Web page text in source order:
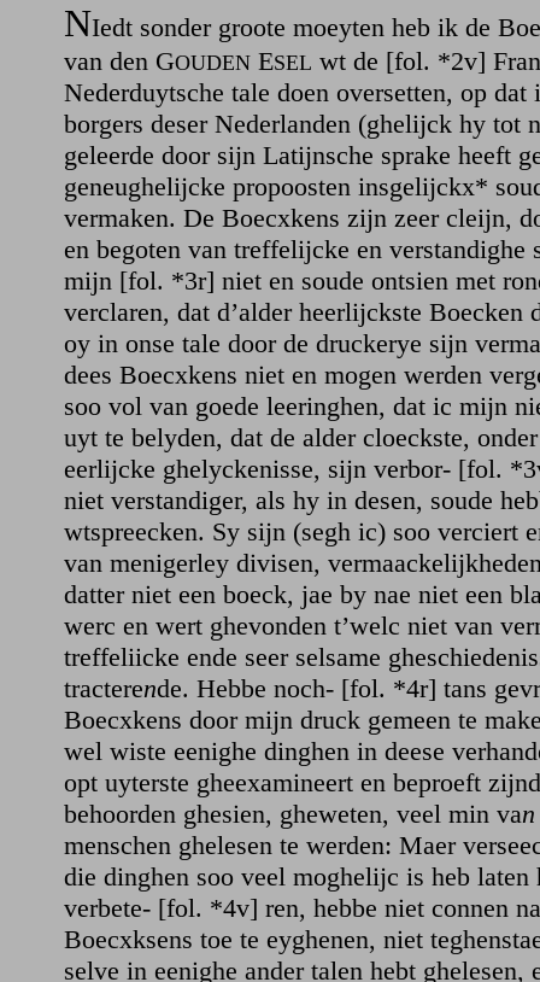
NIedt sonder groote moeyten heb ik de
van den GOUDEN ESEL wt de [fol. *2v]
Nederduytsche tale doen oversetten, op
borgers deser Nederlanden (ghelijck hy tot
geleerde door sijn Latijnsche sprake heeft
geneughelijcke propoosten insgelijckx*
vermaken. De Boecxkens zijn zeer cleijn,
en begoten van treffelijcke en verstandighe
mijn [fol. *3r] niet en soude ontsien met
verclaren, dat d’alder heerlijckste Boecken
oy in onse tale door de druckerye sijn
dees Boecxkens niet en mogen werden
soo vol van goede leeringhen, dat ic mijn
uyt te belyden, dat de alder cloeckste,
eerlijcke ghelyckenisse, sijn verbor- [fol.
niet verstandiger, als hy in desen, soude
wtspreecken. Sy sijn (segh ic) soo verciert
van menigerley divisen,
datter niet een boeck, jae by nae niet een
werc en wert ghevonden t’welc niet van
treffeliicke ende seer selsame
tracterende. Hebbe noch- [fol. *4r] tans
Boecxkens door mijn druck gemeen te
wel wiste eenighe dinghen in deese
opt uyterste gheexamineert en beproeft
behoorden ghesien, gheweten, veel min van
menschen ghelesen te werden: Maer
die dinghen soo veel moghelijc is heb laten
verbete- [fol. *4v] ren, hebbe niet connen
Boecxksens toe te eyghenen, niet
selve in eenighe ander talen hebt